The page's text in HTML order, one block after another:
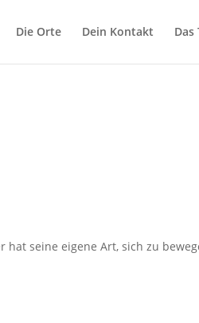
Die Orte Dein Kontakt Das
seine eigene Art, sich zu